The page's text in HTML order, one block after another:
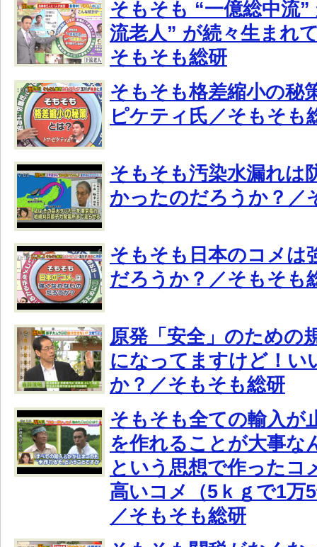
そもそも “一億総中流
流老人” が続々生まれ
そもそも総研
そもそも格差縮小の秘
ピケティ氏／そもそも
そもそも汚染水漏れは
かったのだろうか？／
そもそも日本のコメは
だろうか？／そもそも
原発「安全」のための
になってますけど！い
か？／そもそも総研
そもそも全ての輸入が
を作れることが大事な
という思想で作ったコ
高いコメ（5ｋｇで1万
／そもそも総研